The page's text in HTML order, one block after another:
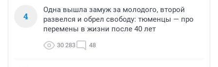
4
Одна вышла замуж за молодого, второй
развелся и обрел свободу: тюменцы — про
перемены в жизни после 40 лет
30 283 48